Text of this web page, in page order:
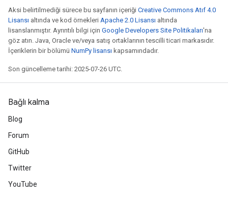
Aksi belirtilmediği sürece bu sayfanın içeriği Creative Commons Atıf 4.0
Lisansı altında ve kod örnekleri Apache 2.0 Lisansı altında
lisanslanmıştır. Ayrıntılı bilgi için Google Developers Site Politikaları'na
göz atın. Java, Oracle ve/veya satış ortaklarının tescilli ticari markasıdır.
İçeriklerin bir bölümü NumPy lisansı kapsamındadır.
Son güncelleme tarihi: 2025-07-26 UTC.
Bağlı kalma
Blog
Forum
GitHub
Twitter
YouTube